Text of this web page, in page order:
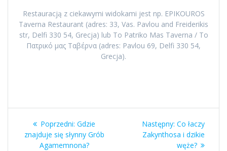
Restauracją z ciekawymi widokami jest np. EPIKOUROS
Taverna Restaurant (adres: 33, Vas. Pavlou and Freiderikis
str, Delfi 330 54, Grecja) lub To Patriko Mas Taverna / Το
Πατρικό μας Ταβέρνα (adres: Pavlou 69, Delfi 330 54,
Grecja).
Nawigacja
wpisu
Poprzedni: Poprzedni
wpis:
Gdzie
znajduje się słynny Grób
Agamemnona?
Następny: Następny
wpis:
Co łaczy
Zakynthosa i dzikie
węże?